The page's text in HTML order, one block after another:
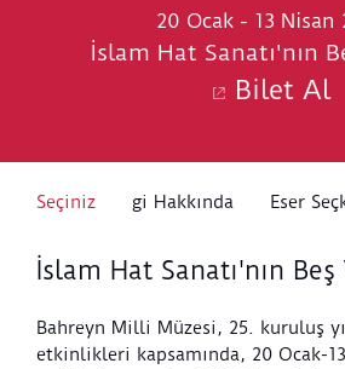
20 Ocak - 13 Nisan
İslam Hat Sanatı'nın
Bilet Al
Seçiniz Sergi Hakkında Eser
İslam Hat Sanatı'nın Beş
Bahreyn Milli Müzesi, 25. kuruluş
etkinlikleri kapsamında, 20 Ocak-